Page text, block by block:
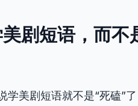
剧短语，而不
学美剧短语就不是“死磕”